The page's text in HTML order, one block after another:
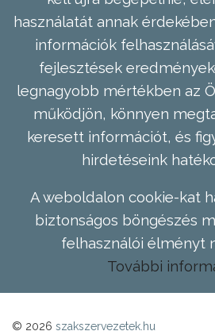
használatát annak
információk
fejlesztések
legnagyobb mértékben az
működjön, könnyen
keresett információt, és
hirdetéseink
A weboldalon cookie-kat
biztonságos böngészés
felhasználói élményt
További
© 2026 szakszervezetek.hu